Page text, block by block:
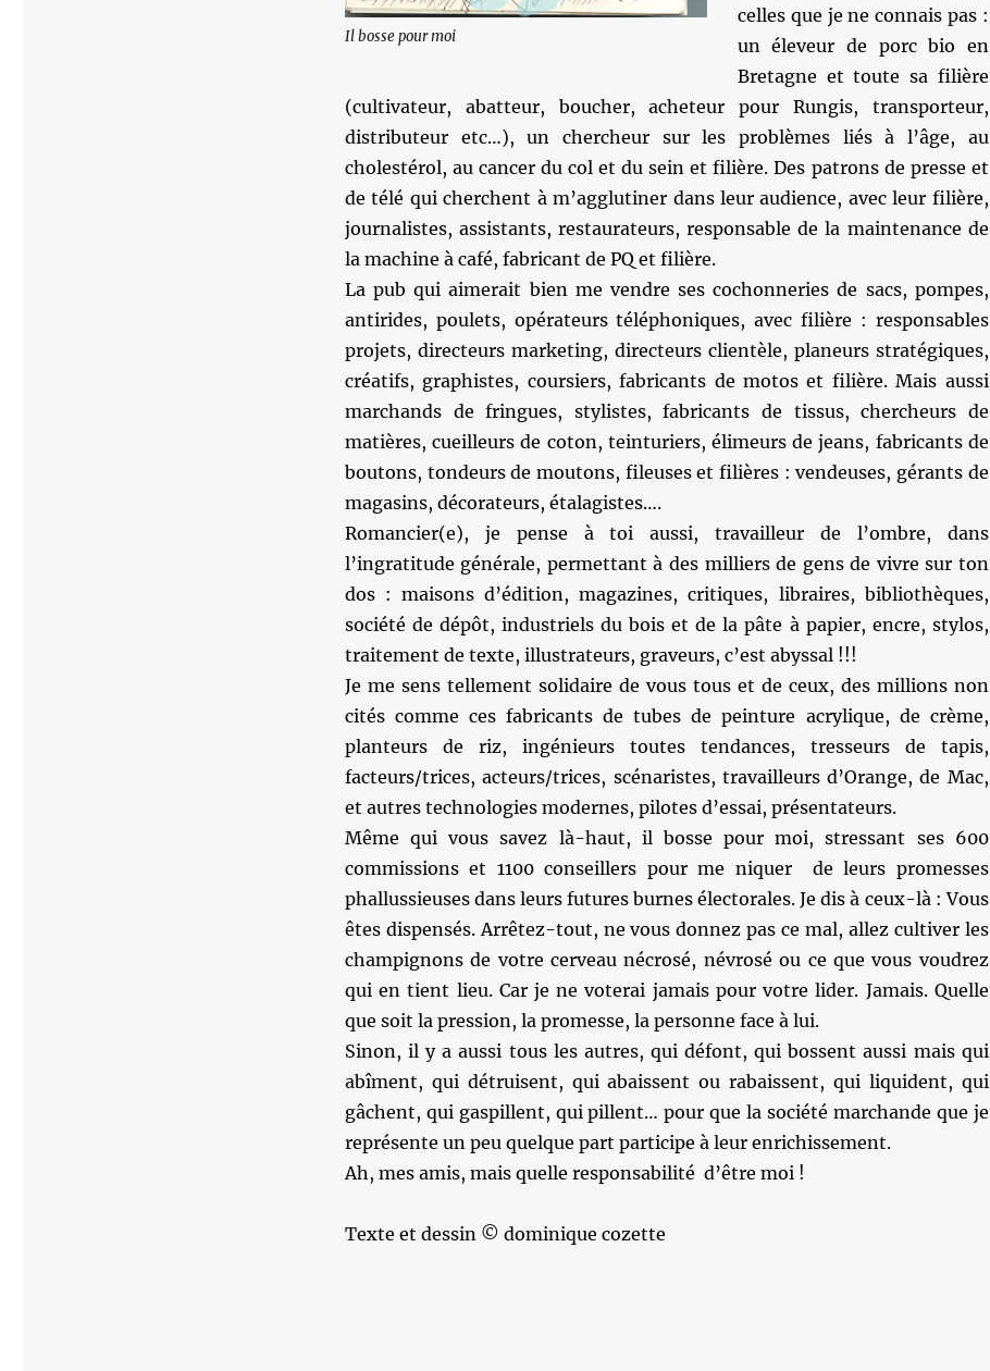
Il bosse pour moi
celles que je ne connais pas :
un éleveur de porc bio en
Bretagne et toute sa filière
(cultivateur, abatteur, boucher, acheteur pour Rungis, transporteur,
distributeur etc…), un chercheur sur les problèmes liés à l’âge, au
cholestérol, au cancer du col et du sein et filière. Des patrons de presse et
de télé qui cherchent à m’agglutiner dans leur audience, avec leur filière,
journalistes, assistants, restaurateurs, responsable de la maintenance de
la machine à café, fabricant de PQ et filière.
La pub qui aimerait bien me vendre ses cochonneries de sacs, pompes,
antirides, poulets, opérateurs téléphoniques, avec filière : responsables
projets, directeurs marketing, directeurs clientèle, planeurs stratégiques,
créatifs, graphistes, coursiers, fabricants de motos et filière. Mais aussi
marchands de fringues, stylistes, fabricants de tissus, chercheurs de
matières, cueilleurs de coton, teinturiers, élimeurs de jeans, fabricants de
boutons, tondeurs de moutons, fileuses et filières : vendeuses, gérants de
magasins, décorateurs, étalagistes….
Romancier(e), je pense à toi aussi, travailleur de l’ombre, dans
l’ingratitude générale, permettant à des milliers de gens de vivre sur ton
dos : maisons d’édition, magazines, critiques, libraires, bibliothèques,
société de dépôt, industriels du bois et de la pâte à papier, encre, stylos,
traitement de texte, illustrateurs, graveurs, c’est abyssal !!!
Je me sens tellement solidaire de vous tous et de ceux, des millions non
cités comme ces fabricants de tubes de peinture acrylique, de crème,
planteurs de riz, ingénieurs toutes tendances, tresseurs de tapis,
facteurs/trices, acteurs/trices, scénaristes, travailleurs d’Orange, de Mac,
et autres technologies modernes, pilotes d’essai, présentateurs.
Même qui vous savez là-haut, il bosse pour moi, stressant ses 600
commissions et 1100 conseillers pour me niquer de leurs promesses
phallussieuses dans leurs futures burnes électorales. Je dis à ceux-là : Vous
êtes dispensés. Arrêtez-tout, ne vous donnez pas ce mal, allez cultiver les
champignons de votre cerveau nécrosé, névrosé ou ce que vous voudrez
qui en tient lieu. Car je ne voterai jamais pour votre lider. Jamais. Quelle
que soit la pression, la promesse, la personne face à lui.
Sinon, il y a aussi tous les autres, qui défont, qui bossent aussi mais qui
abîment, qui détruisent, qui abaissent ou rabaissent, qui liquident, qui
gâchent, qui gaspillent, qui pillent… pour que la société marchande que je
représente un peu quelque part participe à leur enrichissement.
Ah, mes amis, mais quelle responsabilité d’être moi !
Texte et dessin © dominique cozette